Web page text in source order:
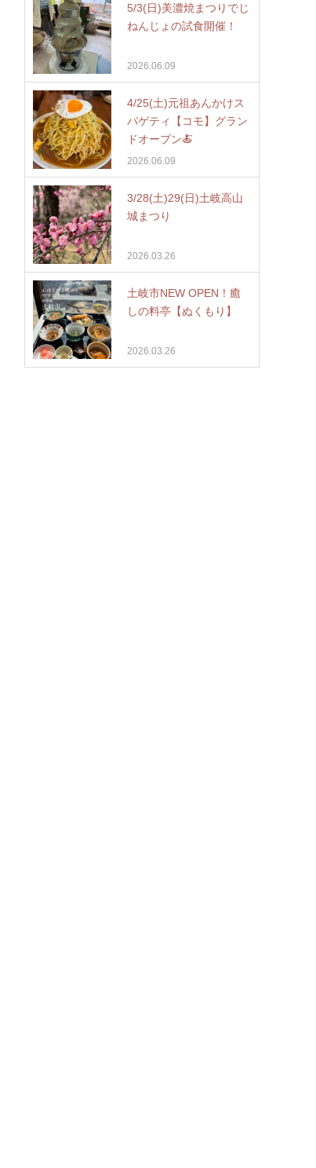
5/3(日)美濃焼まつりでじ
ねんじょの試食開催！
2026.06.09
4/25(土)元祖あんかけス
パゲティ【コモ】グラン
ドオープン🍝
2026.06.09
3/28(土)29(日)土岐高山
城まつり
2026.03.26
土岐市NEW OPEN！癒
しの料亭【ぬくもり】
2026.03.26